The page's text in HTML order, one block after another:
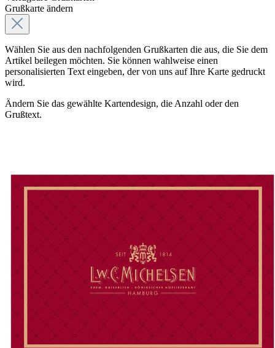
Grußkarte ändern
Wählen Sie aus den nachfolgenden Grußkarten die aus, die Sie dem
Artikel beilegen möchten. Sie können wahlweise einen
personalisierten Text eingeben, der von uns auf Ihre Karte gedruckt
wird.
Ändern Sie das gewählte Kartendesign, die Anzahl oder den
Grußtext.